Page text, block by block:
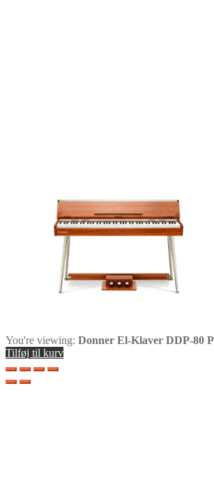
You're viewing: Donner El-Klaver DDP-80
Tilføj til kurv